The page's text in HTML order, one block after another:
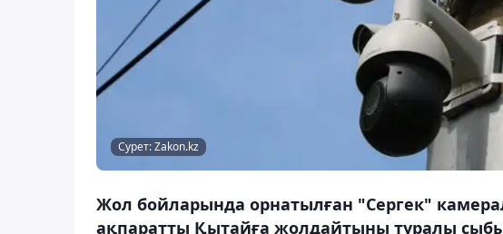
Сурет: Zakon.kz
Жол бойларында орнатылған "Сергек"
ақпаратты Қытайға жолдайтыны туралы